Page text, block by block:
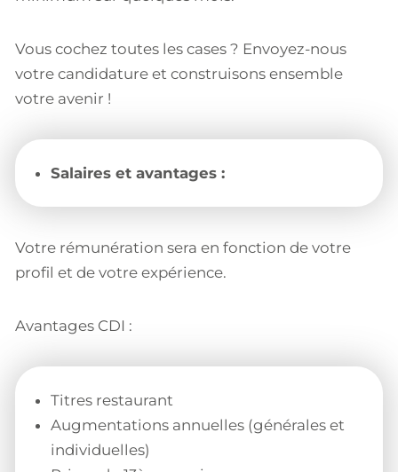
Vous cochez toutes les cases ? Envoyez-nous
votre candidature et construisons ensemble
votre avenir !
Salaires et avantages :
Votre rémunération sera en fonction de votre
profil et de votre expérience.
Avantages CDI :
Titres restaurant
Augmentations annuelles (générales et
individuelles)